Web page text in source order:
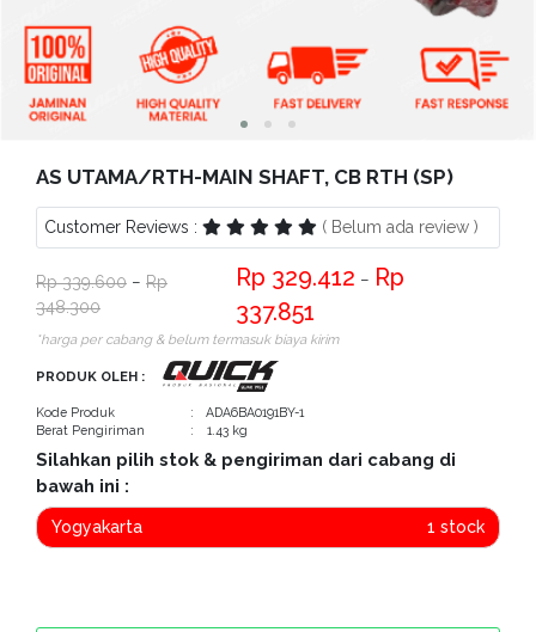
Kritik
Saran
AS UTAMA/RTH-MAIN SHAFT, CB RTH (SP)
Customer Reviews : ( Belum ada review )
339.600 −
348.300
329.412 −
337.851
*harga per cabang & belum termasuk biaya kirim
PRODUK OLEH :
Kode Produk
: ADA6BA0191BY-1
Berat Pengiriman
: 1.43 kg
Silahkan pilih stok & pengiriman dari cabang di
bawah ini :
Yogyakarta 1 stock